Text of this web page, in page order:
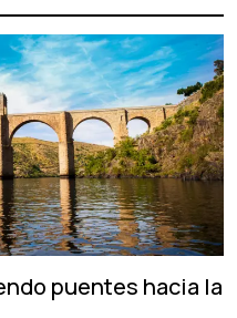
puentes hacia la